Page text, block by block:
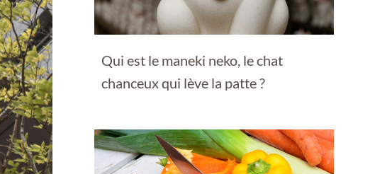
Qui est le maneki neko, le chat
chanceux qui lève la patte ?